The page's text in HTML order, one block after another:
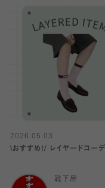
2026.05.03
\おすすめ!/ レイヤードコーデ
靴下屋